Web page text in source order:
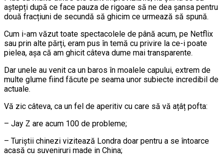
aștepți după ce face pauza de rigoare să ne dea șansa pentru
două fracțiuni de secundă să ghicim ce urmează să spună.
Cum i-am văzut toate spectacolele de până acum, pe Netflix
sau prin alte părți, eram pus în temă cu privire la ce-i poate
pielea, așa că am ghicit câteva dume mai transparente.
Dar unele au venit ca un baros în moalele capului, extrem de
multe glume fiind făcute pe seama unor subiecte incredibil de
actuale.
Vă zic câteva, ca un fel de aperitiv cu care să vă ațâț pofta:
– Jay Z are acum 100 de probleme;
– Turiștii chinezi vizitează Londra doar pentru a se întoarce
acasă cu suveniruri made in China;